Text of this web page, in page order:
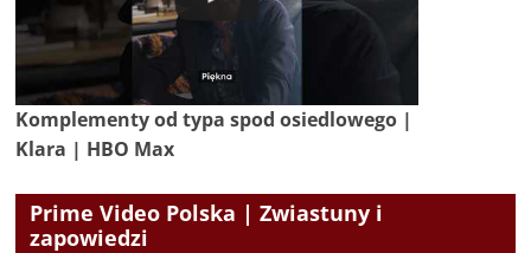
Komplementy od typa spod osiedlowego |
Klara | HBO Max
Prime Video Polska | Zwiastuny i
zapowiedzi